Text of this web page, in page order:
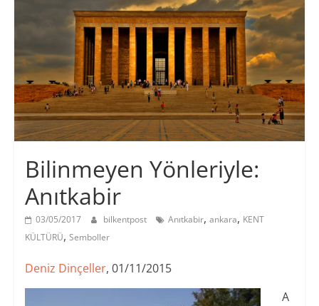
Bilinmeyen Yönleriyle:
Anıtkabir
03/05/2017 bilkentpost Anıtkabir, ankara, KENT
KÜLTÜRÜ, Semboller
Deniz Dinçeller, 01/11/2015
A